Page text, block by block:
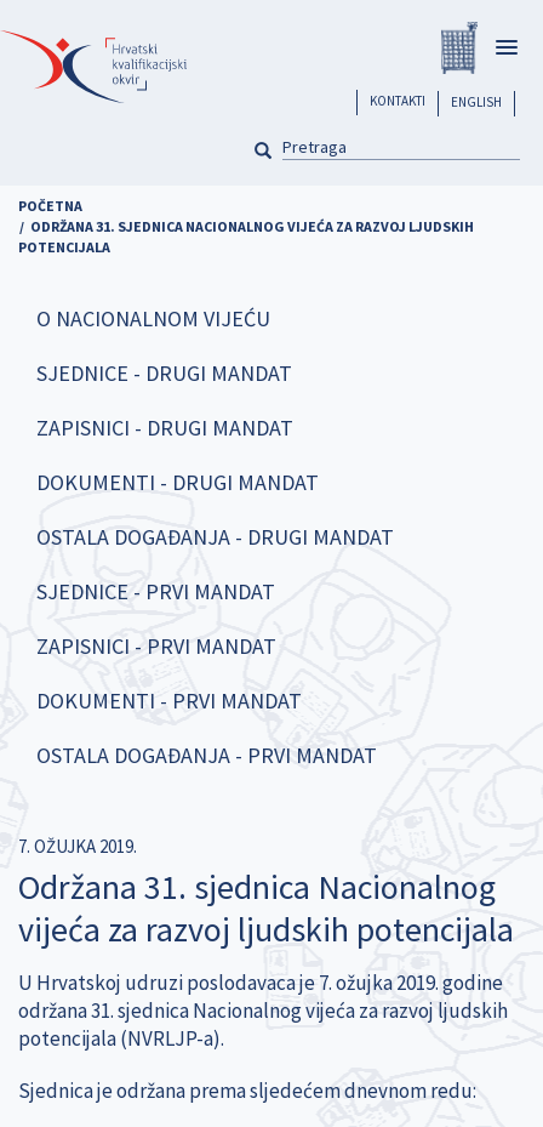
na
glavni
sadržaj
ENGLISH
header
KONTAKTI
PRETRAGA
POČETNA
ODRŽANA 31. SJEDNICA NACIONALNOG VIJEĆA ZA RAZVOJ LJUDSKIH
POTENCIJALA
O NACIONALNOM VIJEĆU
SJEDNICE - DRUGI MANDAT
ZAPISNICI - DRUGI MANDAT
DOKUMENTI - DRUGI MANDAT
OSTALA DOGAĐANJA - DRUGI MANDAT
SJEDNICE - PRVI MANDAT
ZAPISNICI - PRVI MANDAT
DOKUMENTI - PRVI MANDAT
OSTALA DOGAĐANJA - PRVI MANDAT
7. OŽUJKA 2019.
Održana 31. sjednica Nacionalnog
vijeća za razvoj ljudskih potencijala
U Hrvatskoj udruzi poslodavaca je 7. ožujka 2019. godine
održana 31. sjednica Nacionalnog vijeća za razvoj ljudskih
potencijala (NVRLJP-a).
Sjednica je održana prema sljedećem dnevnom redu: